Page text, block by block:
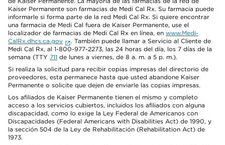
Kaiser Permanente son farmacias de Medi Cal Rx. Su farmacia puede
informarle si forma parte de la red Medi Cal Rx. Si quiere encontrar
una farmacia de Medi Cal fuera de Kaiser Permanente, use el
localizador de farmacias de Medi Cal Rx en línea, en www.Medi-
CalRx.dhcs.ca.gov
. También puede llamar a Servicio al Cliente de
Medi Cal Rx, al 1-800-977-2273, las 24 horas del día, los 7 días de la
semana (TTY 711 de lunes a viernes, de 8 a. m. a 5 p. m.).
Si realiza la solicitud para recibir copias impresas del directorio de
proveedores, esta permanece hasta que usted abandone Kaiser
Permanente o solicite que dejen de enviarle las copias impresas.
Los afiliados de Kaiser Permanente tienen el mismo y completo
acceso a los servicios cubiertos, incluidos los afiliados con alguna
discapacidad, como lo exige la Ley Federal de Americanos con
Discapacidades (Federal Americans with Disabilities Act) de 1990, y
la sección 504 de la Ley de Rehabilitación (Rehabilitation Act) de
1973.